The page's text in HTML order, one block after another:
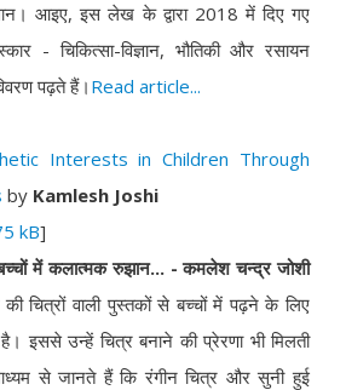
आइए, इस लेख के द्वारा 2018 में दिए गए
- चिकित्सा-विज्ञान, भौतिकी और रसायन
पढ़ते हैं। Read article...
Interests in Children Through
by Kamlesh Joshi
kB]
बच्चों में कलात्मक रुझान... - कमलेश चन्द्र जोशी
चित्रों वाली पुस्तकों से बच्चों में पढ़ने के लिए
है। इससे उन्हें चित्र बनाने की प्रेरणा भी मिलती
से जानते हैं कि रंगीन चित्र और सुनी हुई